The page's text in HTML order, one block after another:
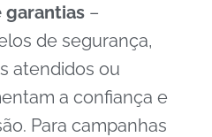
garantias –
de segurança,
atendidos ou
a confiança e
Para campanhas